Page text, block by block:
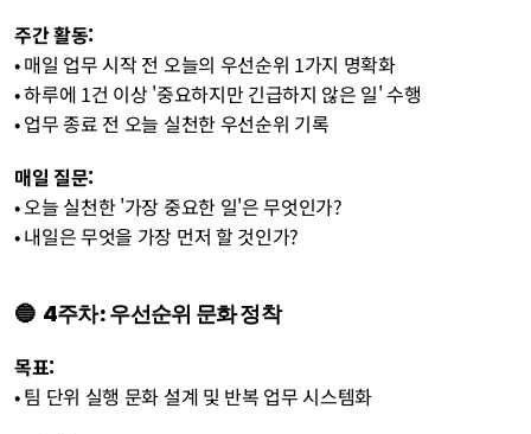
주간 활동:
• 매일 업무 시작 전 오늘의 우선순위 1가지 명확화
• 하루에 1건 이상 '중요하지만 긴급하지 않은 일' 수행
• 업무 종료 전 오늘 실천한 우선순위 기록
매일 질문:
• 오늘 실천한 '가장 중요한 일'은 무엇인가?
• 내일은 무엇을 가장 먼저 할 것인가?
🔵 4주차: 우선순위 문화 정착
목표:
• 팀 단위 실행 문화 설계 및 반복 업무 시스템화